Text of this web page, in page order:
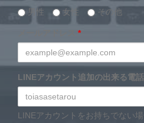
男性
女性 その他
*
LINEアカウント追加の出来る電
LINEアカウントをお持ちでない